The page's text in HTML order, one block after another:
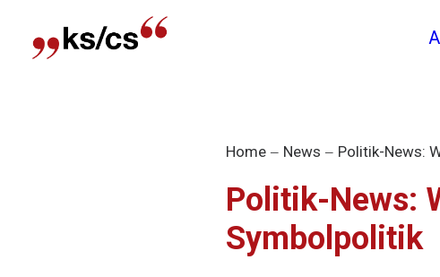
Home News Politik-News:
Politik-News:
Symbolpolitik